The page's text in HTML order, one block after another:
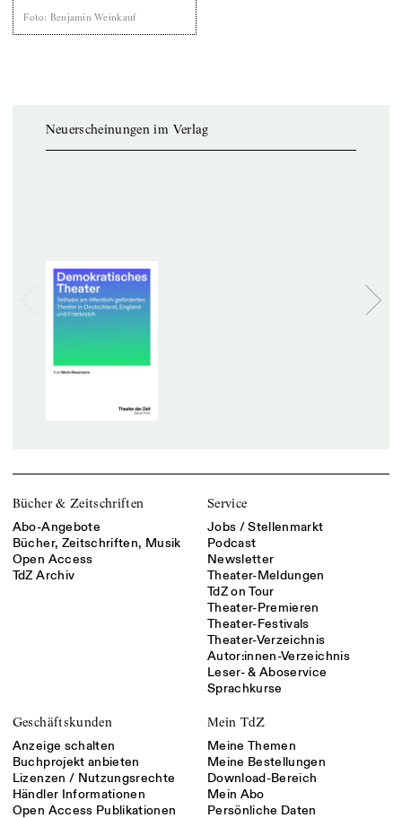
Foto: Benjamin Weinkauf
Neuerscheinungen im Verlag
Bücher & Zeitschriften
Abo-Angebote
Bücher, Zeitschriften, Musik
Open Access
TdZ Archiv
Service
Jobs / Stellenmarkt
Podcast
Newsletter
Theater-Meldungen
TdZ on Tour
Theater-Premieren
Theater-Festivals
Theater-Verzeichnis
Autor:innen-Verzeichnis
Leser- & Aboservice
Sprachkurse
Geschäftskunden
Anzeige schalten
Buchprojekt anbieten
Lizenzen / Nutzungsrechte
Händler Informationen
Open Access Publikationen
Mein TdZ
Meine Themen
Meine Bestellungen
Download-Bereich
Mein Abo
Persönliche Daten